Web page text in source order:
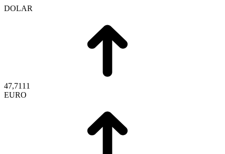
DOLAR
47,7111
EURO